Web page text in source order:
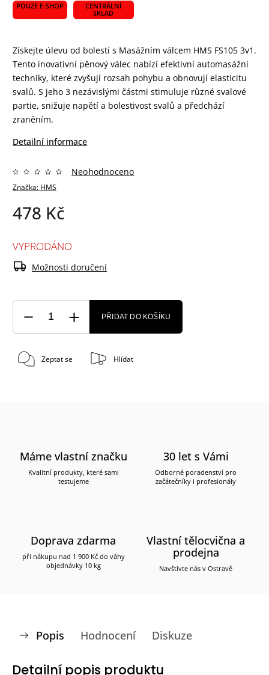
POUZE E-SHOP
CENTRÁLNÍ
SKLAD
Získejte úlevu od bolesti s Masážním válcem HMS FS105 3v1.
Tento inovativní pěnový válec nabízí efektivní automasážní
techniky, které zvyšují rozsah pohybu a obnovují elasticitu
svalů. S jeho 3 nezávislými částmi stimuluje různé svalové
partie, snižuje napětí a bolestivost svalů a předchází
zraněním.
Detailní informace
Značka: HMS
Neohodnoceno
478 Kč
VYPRODÁNO
Možnosti doručení
PŘIDAT DO KOŠÍKU
Zeptat se Hlídat
Máme vlastní značku
Kvalitní produkty, které sami
testujeme
30 let s Vámi
Odborné poradenství pro
začátečníky i profesionály
Doprava zdarma
při nákupu nad 1 900 Kč do váhy
objednávky 10 kg
Vlastní tělocvična a
prodejna
Navštivte nás v Ostravě
Popis Hodnocení Diskuze
Detailní popis produktu